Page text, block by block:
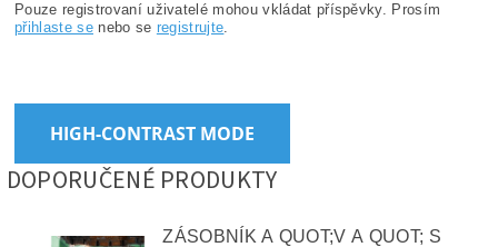
Pouze registrovaní uživatelé mohou vkládat příspěvky. Prosím
přihlaste senebo se registrujte.
HIGH-CONTRAST MODE
DOPORUČENÉ PRODUKTY
ZÁSOBNÍK A QUOT;V A QUOT; S